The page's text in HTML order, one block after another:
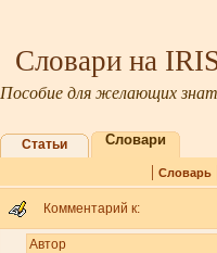
Словари на
Пособие для желающих
Статьи Словари
| Словарь|
Комментарий к:
Автор